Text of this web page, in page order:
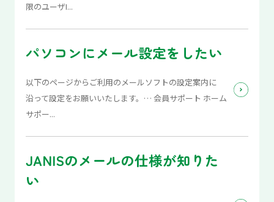
限のユーザI...
パソコンにメール設定をしたい
以下のページからご利用のメールソフトの設定案内に
沿って設定をお願いいたします。… 会員サポート ホーム
サポー...
JANISのメールの仕様が知りた
い